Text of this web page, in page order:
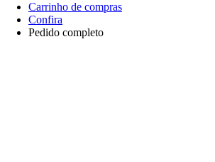
Carrinho de compras
Confira
Pedido completo